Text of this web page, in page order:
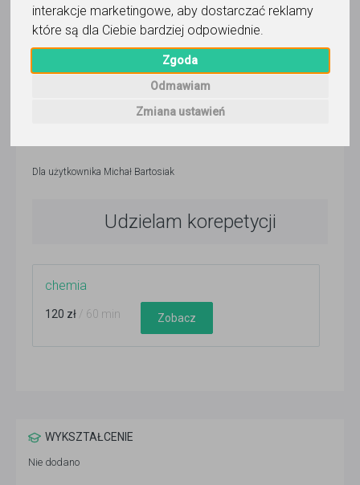
interakcje marketingowe, aby dostarczać reklamy
które są dla Ciebie bardziej odpowiednie.
Zgoda
Odmawiam
Zmiana ustawień
Wyślij wiadomość
/5
Dla użytkownika Michał Bartosiak
Udzielam korepetycji
chemia
120 zł / 60 min Zobacz
WYKSZTAŁCENIE
Nie dodano